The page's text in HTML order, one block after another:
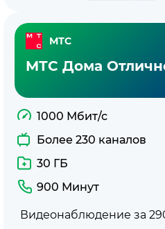
МТС
МТС Дома
1000 Мбит/с
Более 230 каналов
30 ГБ
900 Минут
Видеонаблюдение за